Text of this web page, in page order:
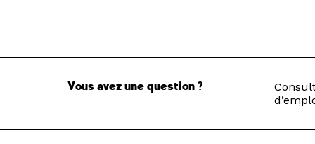
Vous avez une question ?